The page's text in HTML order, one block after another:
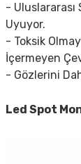
-
Uyuyor.
- Toksik
İçermeyen
- Gözlerini
Led Spot